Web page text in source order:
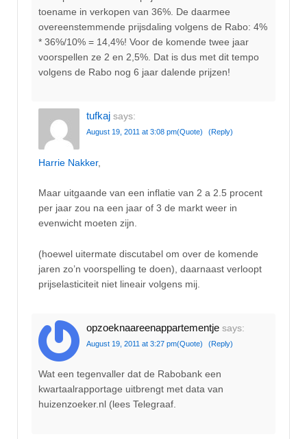
toename in verkopen van 36%. De daarmee
overeenstemmende prijsdaling volgens de Rabo: 4%
* 36%/10% = 14,4%! Voor de komende twee jaar
voorspellen ze 2 en 2,5%. Dat is dus met dit tempo
volgens de Rabo nog 6 jaar dalende prijzen!
tufkaj says:
August 19, 2011 at 3:08 pm(Quote) (Reply)
Harrie Nakker,
Maar uitgaande van een inflatie van 2 a 2.5 procent
per jaar zou na een jaar of 3 de markt weer in
evenwicht moeten zijn.
(hoewel uitermate discutabel om over de komende
jaren zo’n voorspelling te doen), daarnaast verloopt
prijselasticiteit niet lineair volgens mij.
opzoeknaareenappartementje says:
August 19, 2011 at 3:27 pm(Quote) (Reply)
Wat een tegenvaller dat de Rabobank een
kwartaalrapportage uitbrengt met data van
huizenzoeker.nl (lees Telegraaf.